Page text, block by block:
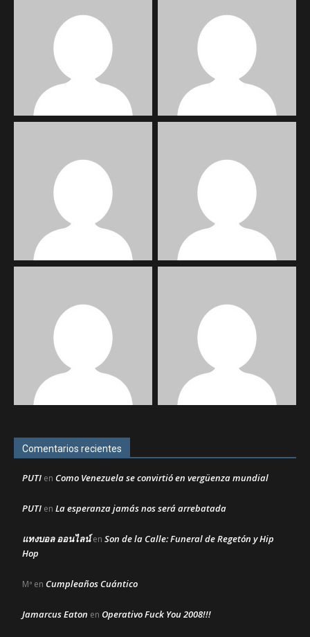
Comentarios recientes
PUTI en Como Venezuela se convirtió en vergüenza mundial
PUTI en La esperanza jamás nos será arrebatada
แทงบอล ออนไลน์en Son de la Calle: Funeral de Regetón y Hip
Hop
Mª en Cumpleaños Cuántico
Jamarcus Eaton en Operativo Fuck You 2008!!!